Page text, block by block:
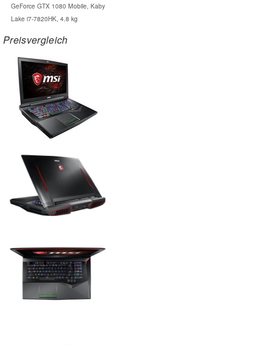
GeForce GTX 1080 Mobile, Kaby
Lake i7-7820HK, 4.8 kg
Preisvergleich